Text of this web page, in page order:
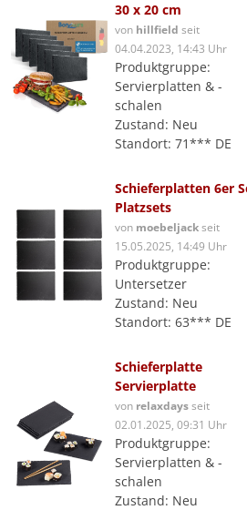
30 x 20 cm
von hillfield seit
04.04.2023, 14:43 Uhr
Produktgruppe:
Servierplatten & -
schalen
Zustand: Neu
Standort: 71*** DE
Schieferplatten 6er
Platzsets
von moebeljackseit
15.05.2025, 14:49 Uhr
Produktgruppe:
Untersetzer
Zustand: Neu
Standort: 63*** DE
Schieferplatte
Servierplatte
von relaxdaysseit
02.01.2025, 09:31 Uhr
Produktgruppe:
Servierplatten & -
schalen
Zustand: Neu